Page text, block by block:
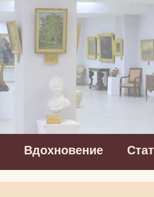
Вдохновение